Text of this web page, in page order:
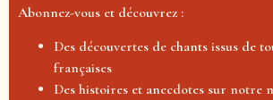
Abonnez-vous et découvrez :
Des découvertes de chants issus de
françaises
Des histoires et anecdotes sur notre